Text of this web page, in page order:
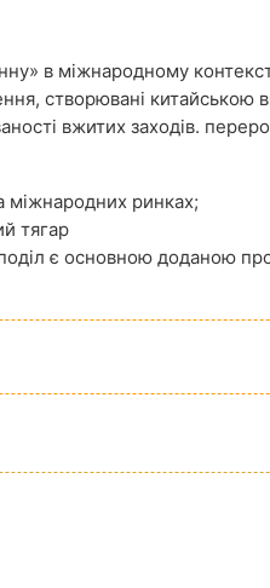
в міжнародному
створювані
вжитих заходів.
міжнародних ринках;
тягар
є основною доданою